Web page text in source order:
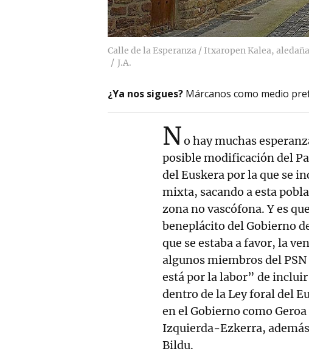
Calle de la Esperanza / Itxaropen Kalea,
J.A.
¿Ya nos sigues? Márcanos como medio
No hay muchas
posible modificación del
del Euskera por la que se
mixta, sacando a esta
zona no vascófona. Y es
beneplácito del Gobierno
que se estaba a favor, la
algunos miembros del
está por la labor” de
dentro de la Ley foral del
en el Gobierno como
Izquierda-Ezkerra,
Bildu.